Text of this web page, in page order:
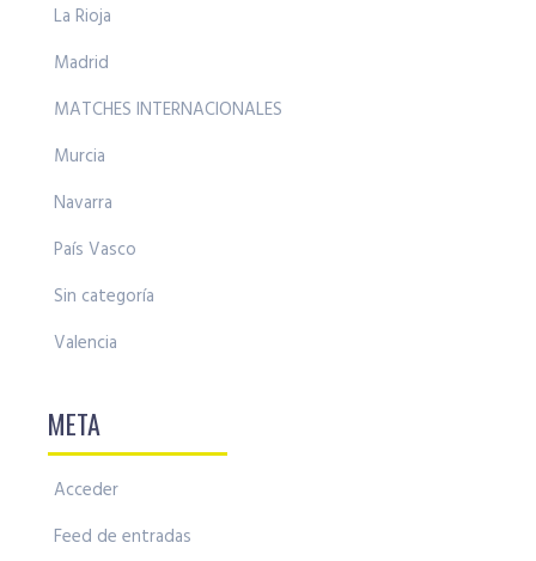
La Rioja
Madrid
MATCHES INTERNACIONALES
Murcia
Navarra
País Vasco
Sin categoría
Valencia
META
Acceder
Feed de entradas